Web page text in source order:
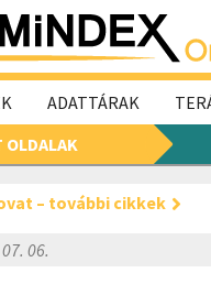
ADATTÁRAK
OLDALAK
– további cikkek
06.